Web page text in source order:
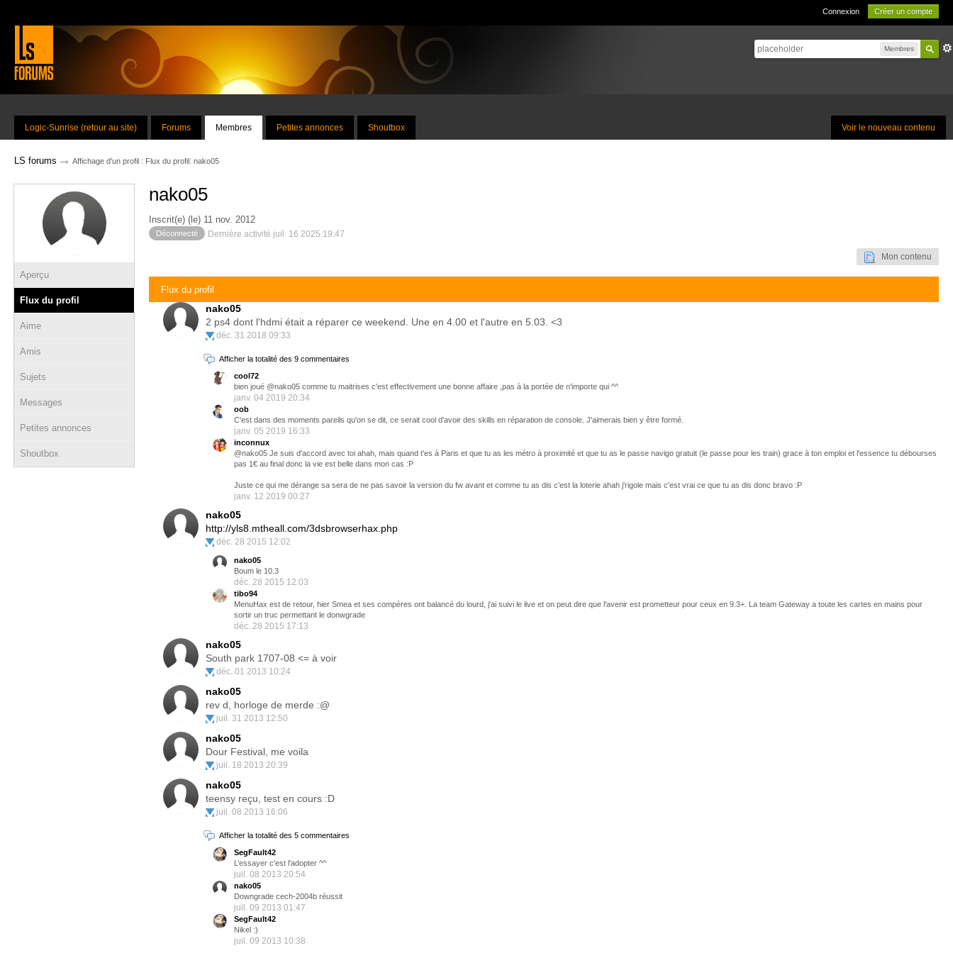
Connexion Créer un compte
Membres
Voir le nouveau contenu
Logic-Sunrise (retour au site) Forums Membres Petites annonces Shoutbox
LS forums → Affichage d'un profil : Flux du profil: nako05
Aperçu
Flux du profil
Aime
Amis
Sujets
Messages
Petites annonces
Shoutbox
nako05
Inscrit(e) (le) 11 nov. 2012
Déconnecté Dernière activité juil. 16 2025 19:47
Mon contenu
Flux du profil
nako05
2 ps4 dont l'hdmi était a réparer ce weekend. Une en 4.00 et l'autre en 5.03. <3
déc. 31 2018 09:33
Afficher la totalité des 9 commentaires
cool72
bien joué @nako05 comme tu maitrises c'est effectivement une bonne affaire ,pas à la portée de n'importe qui ^^
janv. 04 2019 20:34
oob
C'est dans des moments pareils qu'on se dit, ce serait cool d'avoir des skills en réparation de console. J'aimerais bien y être formé.
janv. 05 2019 16:33
inconnux
@nako05 Je suis d'accord avec toi ahah, mais quand t'es à Paris et que tu as les métro à proximité et que tu as le passe navigo gratuit (le passe pour les train) grace à ton emploi et l'essence tu débourses
pas 1€ au final donc la vie est belle dans mon cas :P
Juste ce qui me dérange sa sera de ne pas savoir la version du fw avant et comme tu as dis c'est la loterie ahah j'rigole mais c'est vrai ce que tu as dis donc bravo :P
janv. 12 2019 00:27
nako05
http://yls8.mtheall.com/3dsbrowserhax.php
déc. 28 2015 12:02
nako05
Boum le 10.3
déc. 28 2015 12:03
tibo94
MenuHax est de retour, hier Smea et ses compères ont balancé du lourd, j'ai suivi le live et on peut dire que l'avenir est prometteur pour ceux en 9.3+. La team Gateway a toute les cartes en mains pour
sortir un truc permettant le donwgrade
déc. 28 2015 17:13
nako05
South park 1707-08 <= à voir
déc. 01 2013 10:24
nako05
rev d, horloge de merde :@
juil. 31 2013 12:50
nako05
Dour Festival, me voila
juil. 18 2013 20:39
nako05
teensy reçu, test en cours :D
juil. 08 2013 16:06
Afficher la totalité des 5 commentaires
SegFault42
L’essayer c'est l'adopter ^^
juil. 08 2013 20:54
nako05
Downgrade cech-2004b réussit
juil. 09 2013 01:47
SegFault42
Nikel :)
juil. 09 2013 10:38